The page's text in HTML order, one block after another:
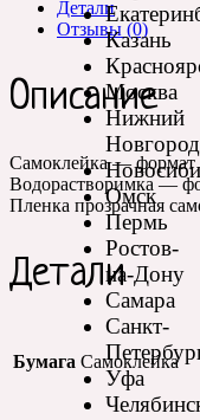
Казань
Москва
Нижний
Новгород
Омск
Пермь
Ростов-
на-Дону
Самара
Санкт-
Уфа
Детали
Отзывы (0)
Описание
Самоклейка —
Водорастворимка —
Пленка прозрачная
Детали
Бумага Самоклейка